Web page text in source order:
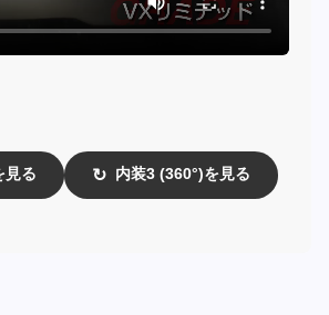
見る ↻ 内装3 (360°)を見る